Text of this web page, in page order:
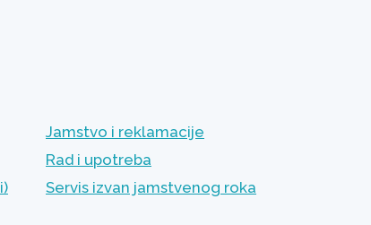
Jamstvo i reklamacije
Rad i upotreba
Servis izvan jamstvenog roka